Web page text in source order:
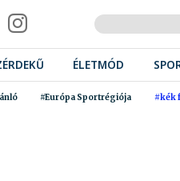
ÉLETMÓD
#Európa Sportrégiója #kék